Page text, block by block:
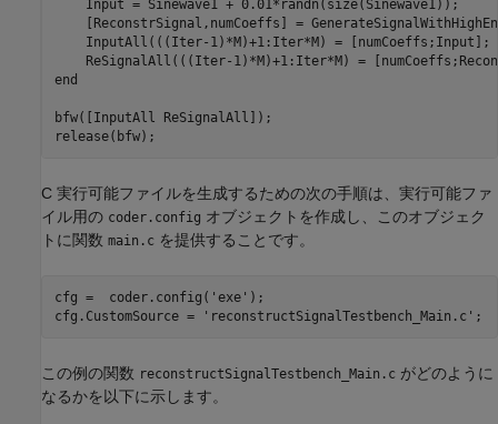
    Input = Sinewave1 + 0.01*randn(size(Sinewave1));
[ReconstrSignal,numCoeffs] =
    InputAll(((Iter-1)*M)+1:Iter*M) = [numCoeffs;Input];
end
bfw([InputAll ReSignalAll]);
C 実行可能ファイルを生成するための次の手順は、実行可能ファ
イル用の coder.config オブジェクトを作成し、このオブジェク
トに関数 main.c を提供することです。
cfg =  coder.config( 'exe' );
cfg.CustomSource =
'reconstructSignalTestbench_Main.c' ;
この例の関数 reconstructSignalTestbench_Main.c がどのように
なるかを以下に示します。